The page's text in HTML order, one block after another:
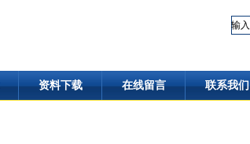
资料下载 在线留言 联系我们